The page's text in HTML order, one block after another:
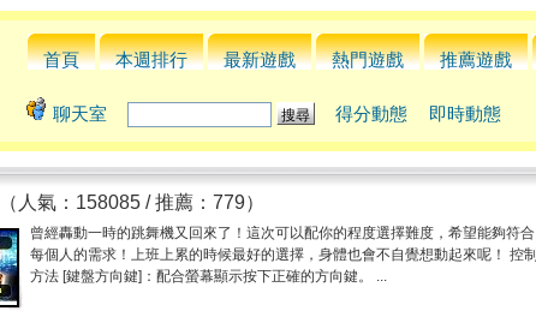
首頁 本週排行 最新遊戲 熱門遊戲 推薦遊戲
聊天室 得分動態 即時動態
（人氣：158085 / 推薦：779）
曾經轟動一時的跳舞機又回來了！這次可以配你的程度選擇難度，希望能夠符合
每個人的需求！上班上累的時候最好的選擇，身體也會不自覺想動起來呢！ 控制
方法 [鍵盤方向鍵]：配合螢幕顯示按下正確的方向鍵。 ...